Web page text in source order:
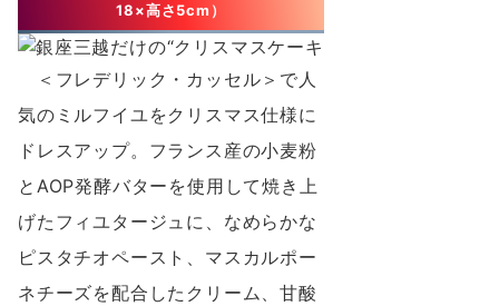
18×⾼さ5cm）
＜フレデリック・カッセル＞で⼈
気のミルフイユをクリスマス仕様に
ドレスアップ。フランス産の⼩⻨粉
とAOP発酵バターを使⽤して焼き上
げたフィユタージュに、なめらかな
ピスタチオペースト、マスカルポー
ネチーズを配合したクリーム、⽢酸